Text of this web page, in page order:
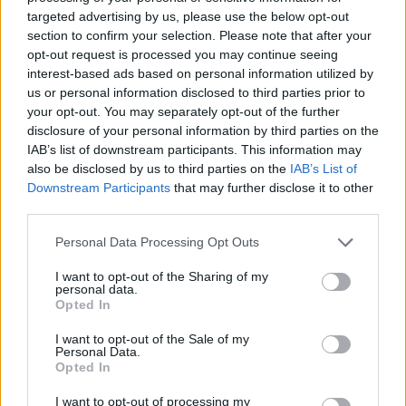
targeted advertising by us, please use the below opt-out
section to confirm your selection. Please note that after your
opt-out request is processed you may continue seeing
interest-based ads based on personal information utilized by
us or personal information disclosed to third parties prior to
your opt-out. You may separately opt-out of the further
disclosure of your personal information by third parties on the
IAB’s list of downstream participants. This information may
also be disclosed by us to third parties on the IAB’s List of
Downstream Participants that may further disclose it to other
Please note that this website/app uses one or more Google
not limited to your visit or usage behaviour. You may click to
grant or deny consent to Google and its third-party tags to
use your data for below specified purposes in below Google
consent section.
Personal Data Processing Opt Outs
I want to opt-out of the Sharing of my
personal data.
Opted In
I want to opt-out of the Sale of my
Personal Data.
Opted In
I want to opt-out of processing my
ΔΕΙΤΕ ΟΛΕΣ ΤΙΣ ΕΙΔΗΣΕΙΣ
ΤΑ ΠΙΟ ΔΗΜΟΦΙΛΗ